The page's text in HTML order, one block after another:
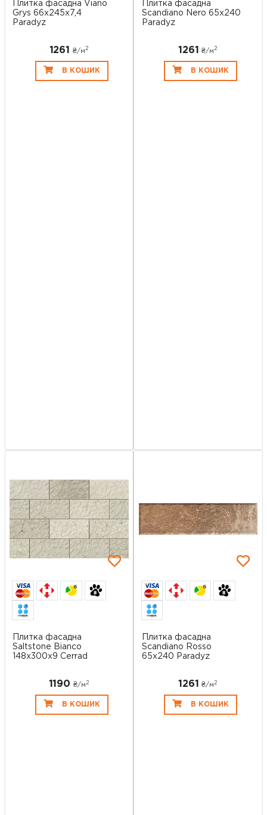
Плитка фасадна Viano
Grys 66x245x7,4
Paradyz
1261 ₴/м 2
В КОШИК
Плитка фасадна
Scandiano Nero 65x240
Paradyz
1261 ₴/м2
В КОШИК
6
Плитка фасадна
Saltstone Bianco
148x300x9 Cerrad
1190 ₴/м 2
В КОШИК
6
Плитка фасадна
Scandiano Rosso
65x240 Paradyz
1261 ₴/м2
В КОШИК